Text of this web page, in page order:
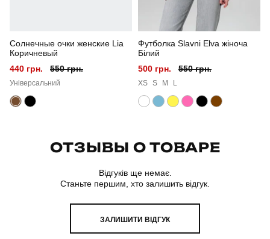
Солнечные очки женские Lia
Коричневый
440 грн.
550 грн.
Універсальний
Футболка Slavni Elva жіноча
Білий
500 грн.
550 грн.
XS S M L
ОТЗЫВЫ О ТОВАРЕ
Відгуків ще немає.
Станьте першим, хто залишить відгук.
ЗАЛИШИТИ ВІДГУК